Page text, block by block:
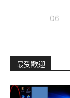
06
最受歡迎